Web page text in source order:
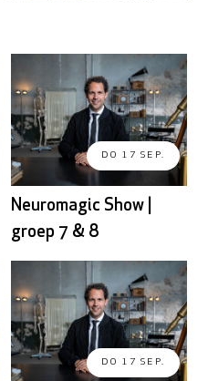
DO 17 SEP.
Neuromagic Show |
groep 7 & 8
DO 17 SEP.